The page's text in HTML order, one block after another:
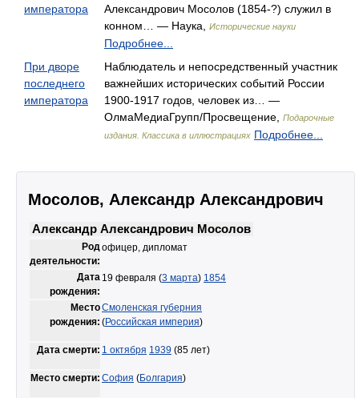
императора
Александрович Мосолов (1854-?) служил в
конном… — Наука,
Исторические науки
Подробнее...
При дворе
последнего
императора
Наблюдатель и непосредственный участник
важнейших исторических событий России
1900-1917 годов, человек из… —
ОлмаМедиаГрупп/Просвещение,
Подарочные
издания. Классика в иллюстрациях Подробнее...
Мосолов, Александр Александрович
Александр Александрович Мосолов
Род
деятельности:
офицер, дипломат
Дата
рождения:
19 февраля (3 марта) 1854
Место
рождения:
Смоленская губерния
(Российская империя)
Дата смерти: 1 октября 1939 (85 лет)
Место смерти: София (Болгария)